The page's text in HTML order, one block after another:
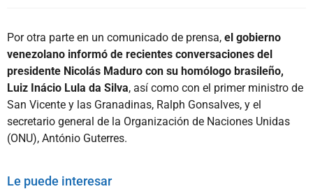
Por otra parte en un comunicado de prensa, el gobierno
venezolano informó de recientes conversaciones del
presidente Nicolás Maduro con su homólogo brasileño,
Luiz Inácio Lula da Silva, así como con el primer ministro de
San Vicente y las Granadinas, Ralph Gonsalves, y el
secretario general de la Organización de Naciones Unidas
(ONU), António Guterres.
Le puede interesar